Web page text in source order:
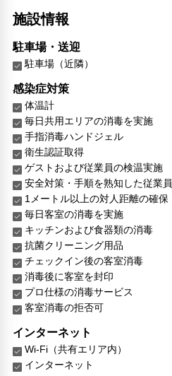
施設情報
駐車場・送迎
駐車場（近隣）
感染症対策
体温計
毎日共用エリアの消毒を実施
手指消毒ハンドジェル
衛生認証取得
ゲストおよび従業員の検温実施
安全対策・手順を熟知した従業員
1メートル以上の対人距離の確保
毎日客室の消毒を実施
キッチンおよび食器類の消毒
抗菌クリーニング用品
チェックイン後の客室消毒
消毒後に客室を封印
プロ仕様の消毒サービス
客室消毒の拒否可
インターネット
Wi-Fi（共有エリア内）
インターネット